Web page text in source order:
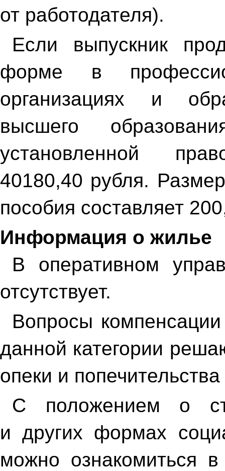
от работодателя).
Если выпускник
форме в
организациях и
высшего
установленной
40180,40 рубля.
пособия составляет
Информация о жилье
В оперативном
отсутствует.
Вопросы
данной категории
опеки и
С положением о
и других формах
можно ознакомиться